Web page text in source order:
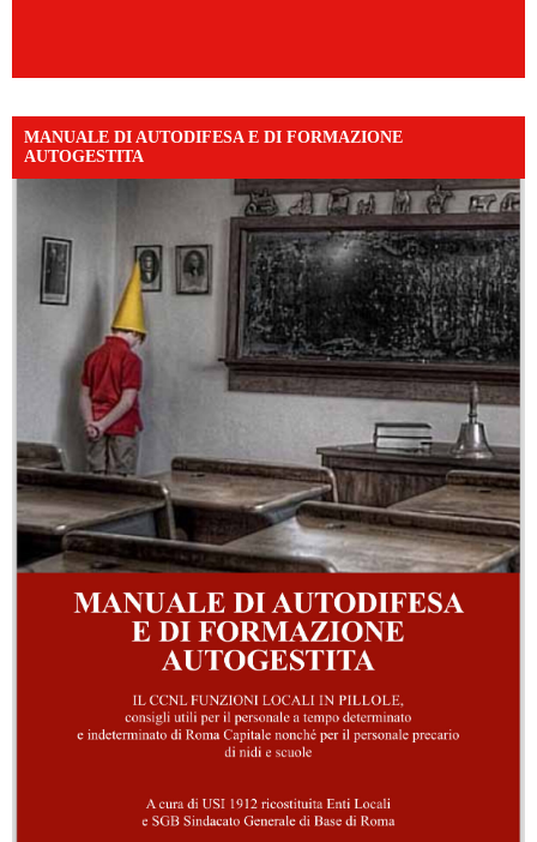
MANUALE DI AUTODIFESA E DI FORMAZIONE
AUTOGESTITA